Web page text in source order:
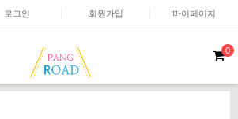
로그인 회원가입 마이페이지
0